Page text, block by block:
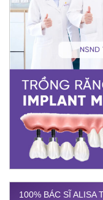
100% BÁC SĨ ALISA